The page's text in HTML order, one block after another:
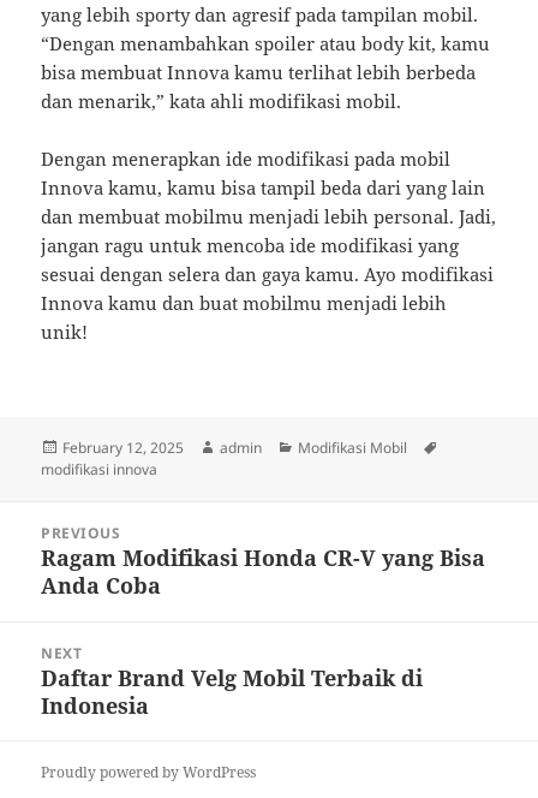
yang lebih sporty dan agresif pada tampilan mobil.
“Dengan menambahkan spoiler atau body kit, kamu
bisa membuat Innova kamu terlihat lebih berbeda
dan menarik,” kata ahli modifikasi mobil.
Dengan menerapkan ide modifikasi pada mobil
Innova kamu, kamu bisa tampil beda dari yang lain
dan membuat mobilmu menjadi lebih personal. Jadi,
jangan ragu untuk mencoba ide modifikasi yang
sesuai dengan selera dan gaya kamu. Ayo modifikasi
Innova kamu dan buat mobilmu menjadi lebih
unik!
Posted
on
February 12, 2025 Author
admin Categories
Modifikasi Mobil
modifikasi innova
navigation
PREVIOUS
Previous
post:
Ragam Modifikasi Honda CR-V yang Bisa
Anda Coba
NEXT
Next
post:
Daftar Brand Velg Mobil Terbaik di
Indonesia
Proudly powered by WordPress